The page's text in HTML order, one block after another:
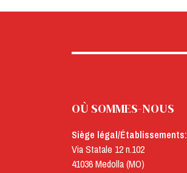
OÙ SOMMES-NOUS
Siège légal/Établissements:
Via Statale 12 n.102
41036 Medolla (MO)